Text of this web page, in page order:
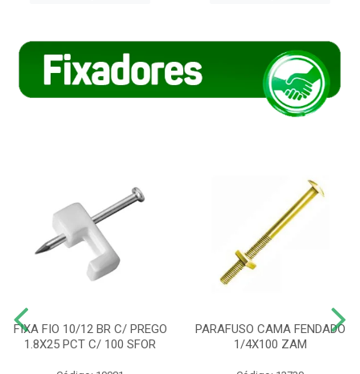
FIXA FIO 10/12 BR C/ PREGO
1.8X25 PCT C/ 100 SFOR
PARAFUSO CAMA FENDADO
1/4X100 ZAM